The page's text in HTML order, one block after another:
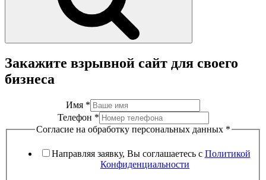
Закажите взрывной сайт для своего
бизнеса
Имя *
Телефон *
Согласие на обработку персональных данных *
Направляя заявку, Вы соглашаетесь с Политикой
Конфиденциальности